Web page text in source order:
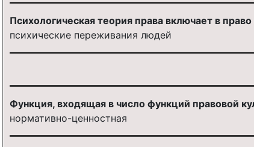
Психологическая теория права включает в
психические переживания людей
Функция, входящая в число функций правовой
нормативно-ценностная